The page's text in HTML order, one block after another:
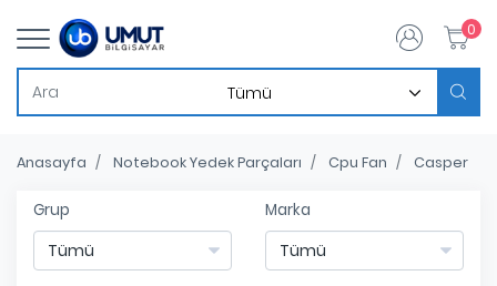
0
Anasayfa Notebook Yedek Parçaları Cpu Fan Casper
Grup Marka